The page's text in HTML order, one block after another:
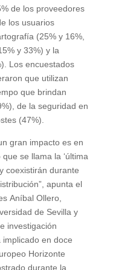
de los proveedores
los usuarios
(25% y 16%,
y 33%) y la
Los encuestados
que utilizan
que brindan
de la seguridad en
(47%).
gran impacto es en
se llama la ‘última
coexistirán durante
apunta el
Aníbal Ollero,
de Sevilla y
investigación
en doce
Horizonte
durante la